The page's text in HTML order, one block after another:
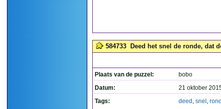
584733 Deed het snel de ronde, dat
Plaats van de puzzel:
bobo
Datum:
21 oktober
Tags:
deed , snel ,